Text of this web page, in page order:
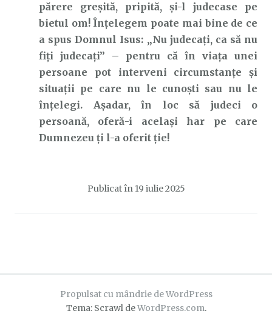
părere greșită, pripită, și-l judecase pe
bietul om! Înțelegem poate mai bine de ce
a spus Domnul Isus: „Nu judecați, ca să nu
fiți judecați” – pentru că în viața unei
persoane pot interveni circumstanțe și
situații pe care nu le cunoști sau nu le
înțelegi. Așadar, în loc să judeci o
persoană, oferă-i același har pe care
Dumnezeu ți l-a oferit ție!
Publicat în 19 iulie 2025
Propulsat cu mândrie de WordPress
Tema: Scrawl deWordPress.com.